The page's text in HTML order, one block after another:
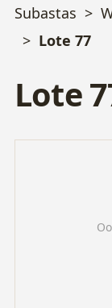
Subastas
Lote 77
Lote